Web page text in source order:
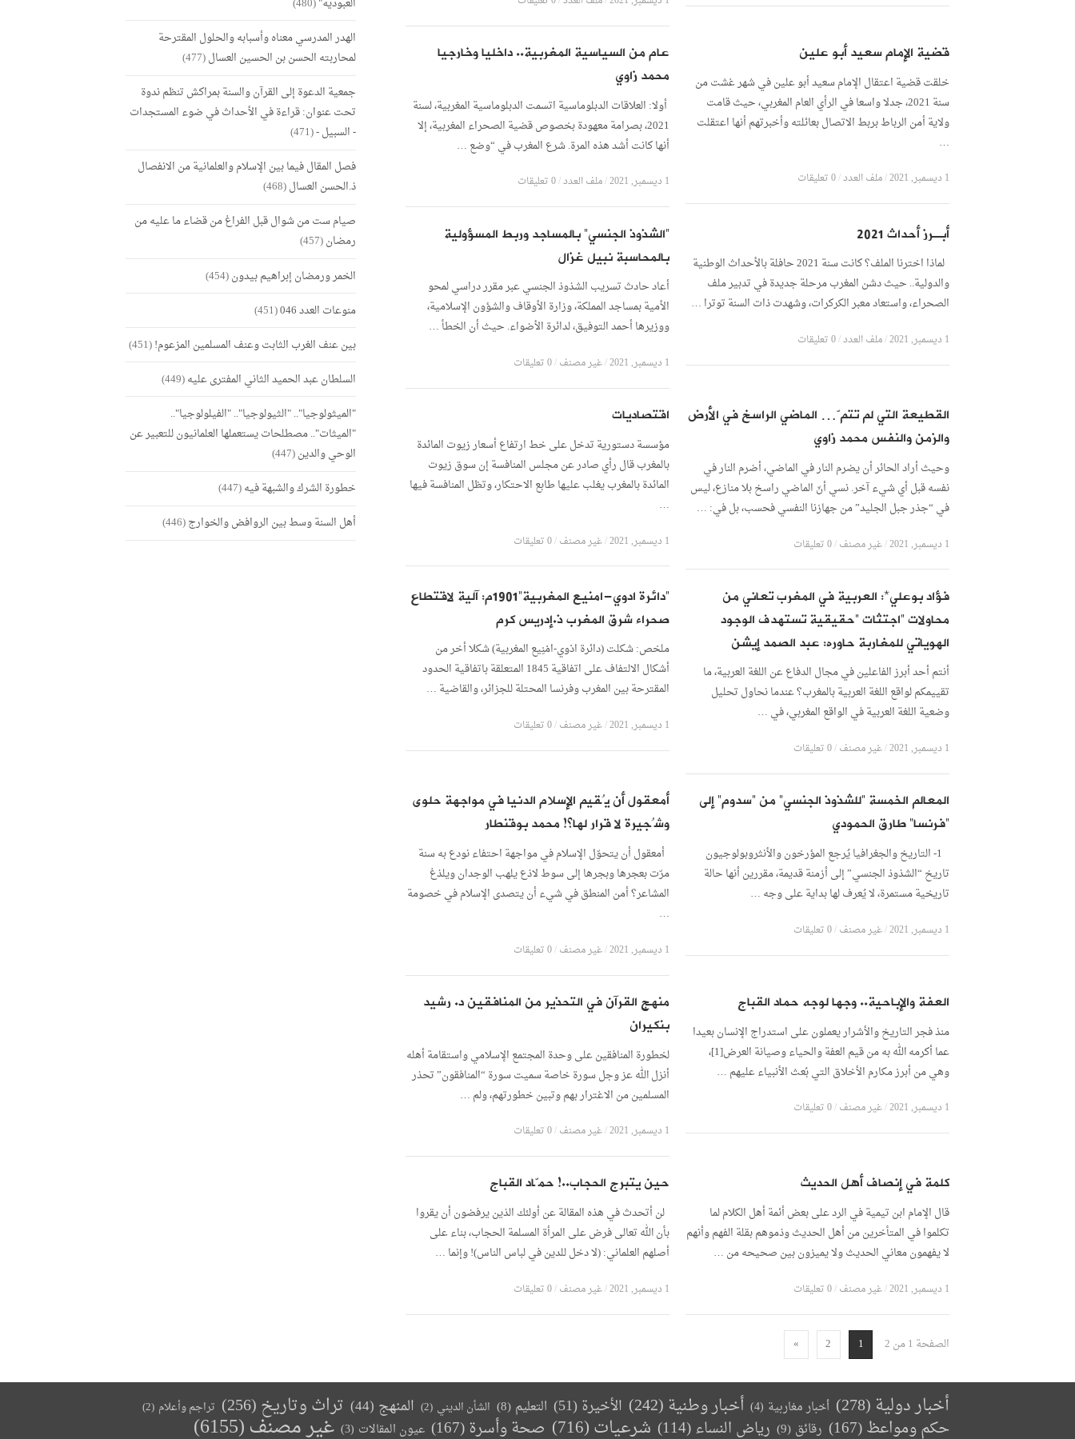
قضية الإمام سعيد أبو علين
خلقت قضية اعتقال الإمام سعيد أبو علين في شهر غشت من
سنة 2021، جدلا واسعا في الرأي العام المغربي، حيث قامت
ولاية أمن الرباط بربط الاتصال بعائلته وأخبرتهم أنها اعتقلت
…
1 ديسمبر, 2021 /ملف العدد/0 تعليقات
عام من السياسية المغربية.. داخليا وخارجيا
محمد زاوي
أولا: العلاقات الدبلوماسية اتسمت الدبلوماسية المغربية، لسنة
2021، بصرامة معهودة بخصوص قضية الصحراء المغربية، إلا
أنها كانت أشد هذه المرة. شرع المغرب في “وضع …
1 ديسمبر, 2021 /ملف العدد/0 تعليقات
أبـرز أحداث 2021
لماذا اخترنا الملف؟ كانت سنة 2021 حافلة بالأحداث الوطنية
والدولية.. حيث دشن المغرب مرحلة جديدة في تدبير ملف
الصحراء، واستعاد معبر الكركرات، وشهدت ذات السنة توترا …
1 ديسمبر, 2021 /ملف العدد/0 تعليقات
“الشذوذ الجنسي” بالمساجد وربط المسؤولية
بالمحاسبة نبيل غزال
أعاد حادث تسريب الشذوذ الجنسي عبر مقرر دراسي لمحو
الأمية بمساجد المملكة، وزارة الأوقاف والشؤون الإسلامية،
ووزيرها أحمد التوفيق، لدائرة الأضواء. حيث أن الخطأ …
1 ديسمبر, 2021 /غير مصنف/0 تعليقات
القطيعة التي لم تتمّ… الماضي الراسخ في الأرض
والزمن والنفس محمد زاوي
وحيث أراد الحائر أن يضرم النار في الماضي، أضرم النار في
نفسه قبل أي شيء آخر. نسي أنّ الماضي راسخ بلا منازع، ليس
في “جذر جبل الجليد” من جهازنا النفسي فحسب، بل في: …
1 ديسمبر, 2021 /غير مصنف/0 تعليقات
اقتصاديات
مؤسسة دستورية تدخل على خط ارتفاع أسعار زيوت المائدة
بالمغرب قال رأي صادر عن مجلس المنافسة إن سوق زيوت
المائدة بالمغرب يغلب عليها طابع الاحتكار، وتظل المنافسة فيها
…
1 ديسمبر, 2021 /غير مصنف/0 تعليقات
فؤاد بوعلي*: العربية في المغرب تعاني من
محاولات “اجتثات “حقيقية تستهدف الوجود
الهوياتي للمغاربة حاوره: عبد الصمد إيشن
أنتم أحد أبرز الفاعلين في مجال الدفاع عن اللغة العربية، ما
تقييمكم لواقع اللغة العربية بالمغرب؟ عندما نحاول تحليل
وضعية اللغة العربية في الواقع المغربي، في …
1 ديسمبر, 2021 /غير مصنف/0 تعليقات
“دائرة ادوي-امنيع المغربية”1901م: آلية لاقتطاع
صحراء شرق المغرب ذ.إدريس كرم
ملخص: شكلت (دائرة ادْوي-امْنِيع المغربية) شكلا أخر من
أشكال الالتفاف على اتفاقية 1845 المتعلقة باتفاقية الحدود
المقترحة بين المغرب وفرنسا المحتلة للجزائر، والقاضية …
1 ديسمبر, 2021 /غير مصنف/0 تعليقات
المعالم الخمسة “للشذوذ الجنسي” من “سدوم” إلى
“فرنسا” طارق الحمودي
1- التاريخ والجغرافيا يُرجع المؤرخون والأنثروبولوجيون
تاريخ “الشذوذ الجنسي” إلى أزمنة قديمة، مقررين أنها حالة
تاريخية مستمرة، لا يُعرف لها بداية على وجه …
1 ديسمبر, 2021 /غير مصنف/0 تعليقات
أمعقول أن يُقيم الإسلام الدنيا في مواجهة حلوى
وشُجيرة لا قرار لها؟! محمد بوقنطار
أمعقول أن يتحوّل الإسلام في مواجهة احتفاء نودع به سنة
مرّت بعجرها وبجرها إلى سوط لاذع يلهب الوجدان ويلذغ
المشاعر؟ أمن المنطق في شيء أن يتصدى الإسلام في خصومة
…
1 ديسمبر, 2021 /غير مصنف/0 تعليقات
العفة والإباحية.. وجها لوجه حماد القباج
منذ فجر التاريخ والأشرار يعملون على استدراج الإنسان بعيدا
عما أكرمه الله به من قيم العفة والحياء وصيانة العرض[1]،
وهي من أبرز مكارم الأخلاق التي بُعث الأنبياء عليهم …
1 ديسمبر, 2021 /غير مصنف/0 تعليقات
منهج القرآن في التحذير من المنافقين د. رشيد
بنكيران
لخطورة المنافقين على وحدة المجتمع الإسلامي واستقامة أهله
أنزل الله عز وجل سورة خاصة سميت سورة “المنافقون” تحذر
المسلمين من الاغترار بهم وتبين خطورتهم، ولم …
1 ديسمبر, 2021 /غير مصنف/0 تعليقات
كلمة في إنصاف أهل الحديث
قال الإمام ابن تيمية في الرد على بعض أئمة أهل الكلام لما
تكلموا في المتأخرين من أهل الحديث وذموهم بقلة الفهم وأنهم
لا يفهمون معاني الحديث ولا يميزون بين صحيحه من …
1 ديسمبر, 2021 /غير مصنف/0 تعليقات
حين يتبرج الحجاب..! حمّاد القباج
لن أتحدث في هذه المقالة عن أولئك الذين يرفضون أن يقروا
بأن الله تعالى فرض على المرأة المسلمة الحجاب، بناء على
أصلهم العلماني: (لا دخل للدين في لباس الناس)! وإنما …
1 ديسمبر, 2021 /غير مصنف/0 تعليقات
الصفحة 1 من 2 1
2
»
الهدر المدرسي معناه وأسبابه والحلول المقترحة
لمحاربته الحسن بن الحسين العسال(477)
جمعية الدعوة إلى القرآن والسنة بمراكش تنظم ندوة
تحت عنوان: قراءة في الأحداث في ضوء المستجدات
- السبيل -(471)
فصل المقال فيما بين الإسلام والعلمانية من الانفصال
ذ.الحسن العسال(468)
صيام ست من شوال قبل الفراغ من قضاء ما عليه من
رمضان(457)
الخمر ورمضان إبراهيم بيدون(454)
منوعات العدد 046
(451)
بين عنف الغرب الثابت وعنف المسلمين المزعوم!(451)
السلطان عبد الحميد الثاني المفترى عليه(449)
"الميثولوجيا".. "الثيولوجيا".. "الفيلولوجيا"..
"الميثات".. مصطلحات يستعملها العلمانيون للتعبير عن
الوحي والدين(447)
خطورة الشرك والشبهة فيه(447)
أهل السنة وسط بين الروافض والخوارج(446)
أخبار دولية (278) أخبار مغاربية (4) أخبار وطنية(242) الأخيرة (51) التعليم (8) الشأن الديني (2) المنهج (44) تراث وتاريخ(256) تراجم وأعلام (2)
حكم ومواعظ(167) رقائق (9) رياض النساء(114) شرعيات(716) صحة وأسرة(167) عيون المقالات (3) غير مصنف(6155)